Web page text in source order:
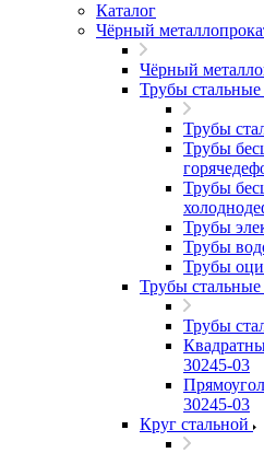
Каталог
Чёрный
Чёрный
Трубы стальные
Трубы
Трубы
Трубы
Трубы
Трубы
Трубы
Трубы
Трубы
30245-03
30245-03
Круг стальной